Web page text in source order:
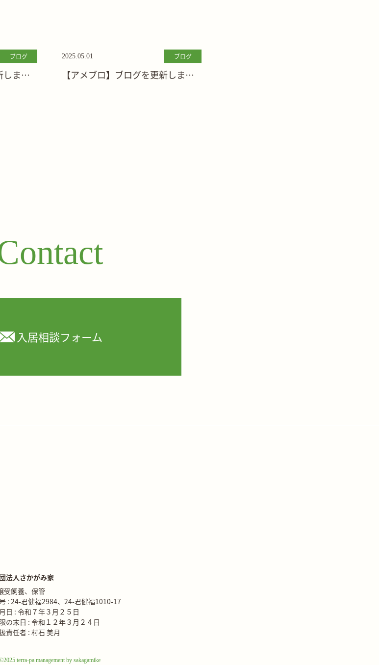
ブログ
しまし
2025.05.01 ブログ
【アメブロ】ブログを更新しまし
入居相談フォーム
法人さかがみ家
受飼養、保管
: 24-君健福2984、24-君健福1010-17
日 : 令和７年３月２５日
の末日 : 令和１２年３月２４日
責任者 : 村石 美月
terra-pa management by sakagamike